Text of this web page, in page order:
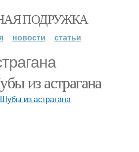
ПОДРУЖКА
новости статьи
из астрагана